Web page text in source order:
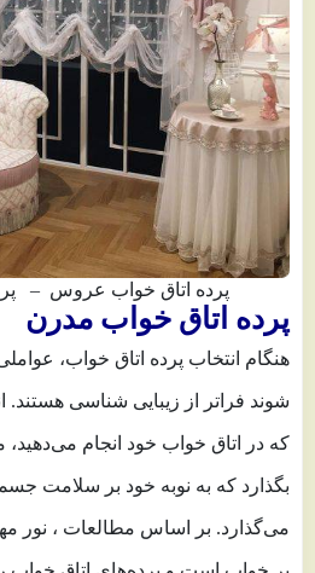
پرده اتاق خواب عروس –
پرده اتاق خواب مدرن
هنگام انتخاب پرده اتاق خواب،
شوند فراتر از زیبایی شناسی
که در اتاق خواب خود انجام می‌دهید،
بگذارد که به نوبه خود بر سلامت
می‌گذارد. بر اساس مطالعات ، نور